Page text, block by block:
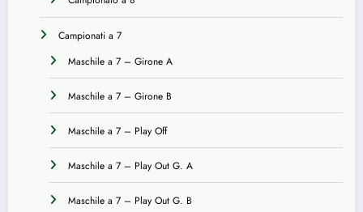
Campionati a 7
Maschile a 7 – Girone A
Maschile a 7 – Girone B
Maschile a 7 – Play Off
Maschile a 7 – Play Out G. A
Maschile a 7 – Play Out G. B